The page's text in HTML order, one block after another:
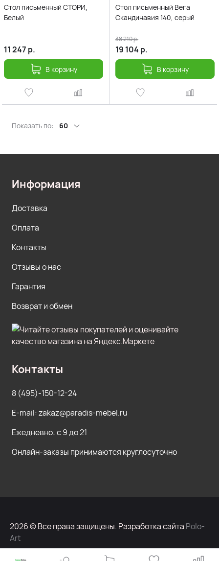
Стол письменный СТОРИ,
Белый
11 247 р.
В корзину
Стол письменный Вега
Скандинавия 140, серый
19 104 р.
38 210р.
В корзину
Показать по: 60
Информация
Доставка
Оплата
Контакты
Отзывы о нас
Гарантия
Возврат и обмен
Контакты
8 (495)-150-12-24
E-mail: zakaz@paradis-mebel.ru
Ежедневно: с 9 до 21
Онлайн-заказы принимаются круглосуточно
2026 © Все права защищены. Разработка сайта Polo-
Art